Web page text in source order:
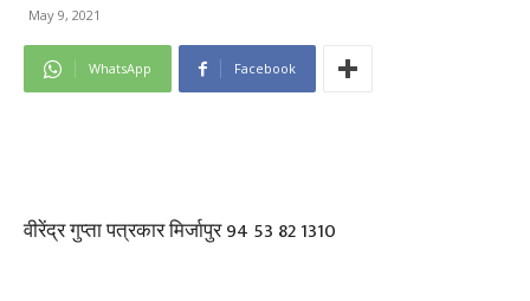
May 9, 2021
WhatsApp Facebook
वीरेंद्र गुप्ता पत्रकार मिर्जापुर 94 53 82 1310